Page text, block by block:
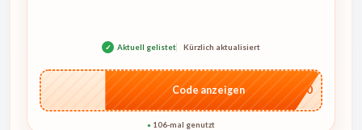
✓ Aktuell gelistet Kürzlich aktualisiert
…L100
Code anzeigen
● 106-mal genutzt